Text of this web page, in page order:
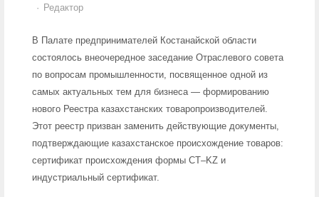
Author
Редактор
В Палате предпринимателей Костанайской области
состоялось внеочередное заседание Отраслевого совета
по вопросам промышленности, посвященное одной из
самых актуальных тем для бизнеса — формированию
нового Реестра казахстанских товаропроизводителей.
Этот реестр призван заменить действующие документы,
подтверждающие казахстанское происхождение товаров:
сертификат происхождения формы СТ–KZ и
индустриальный сертификат.